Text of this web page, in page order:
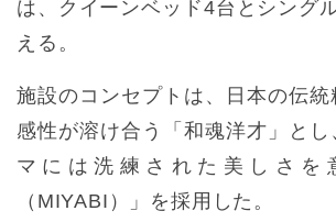
は、クイーンベッド4台とシング
える。
施設のコンセプトは、日本の伝統
感性が溶け合う「和魂洋才」と
マには洗練された美しさを
（MIYABI）」を採用した。